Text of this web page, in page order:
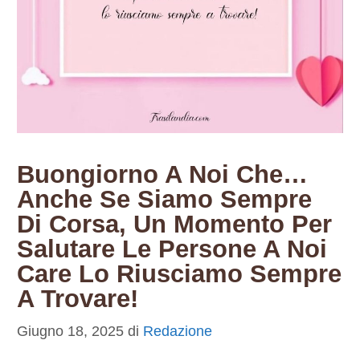
Buongiorno A Noi Che…
Anche Se Siamo Sempre
Di Corsa, Un Momento Per
Salutare Le Persone A Noi
Care Lo Riusciamo Sempre
A Trovare!
Giugno 18, 2025 di Redazione